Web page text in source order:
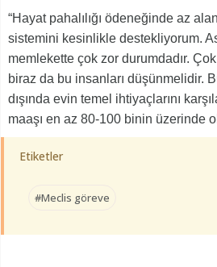
“Hayat pahalılığı ödeneğinde az
sistemini kesinlikle destekliyorum.
memlekette çok zor durumdadır.
biraz da bu insanları düşünmelidir.
dışında evin temel ihtiyaçlarını
maaşı en az 80-100 binin üzerinde
Etiketler
#Meclis göreve